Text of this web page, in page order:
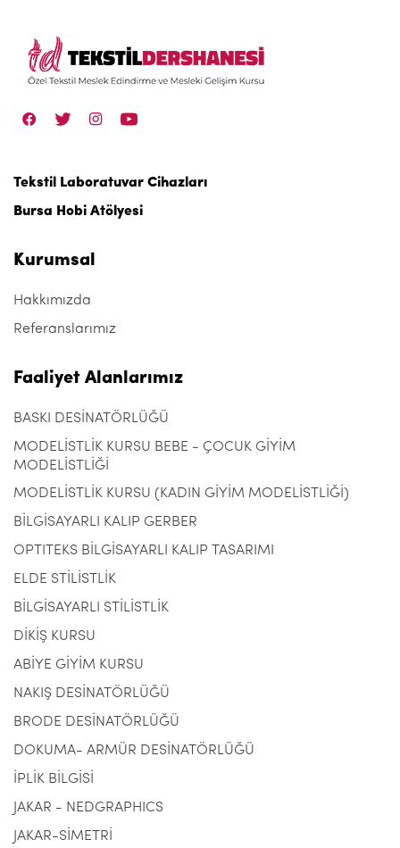
Tekstil Laboratuvar Cihazları
Bursa Hobi Atölyesi
Kurumsal
Hakkımızda
Referanslarımız
Faaliyet Alanlarımız
BASKI DESİNATÖRLÜĞÜ
MODELİSTLİK KURSU BEBE - ÇOCUK GİYİM
MODELİSTLİĞİ
MODELİSTLİK KURSU (KADIN GİYİM MODELİSTLİĞİ)
BİLGİSAYARLI KALIP GERBER
OPTITEKS BİLGİSAYARLI KALIP TASARIMI
ELDE STİLİSTLİK
BİLGİSAYARLI STİLİSTLİK
DİKİŞ KURSU
ABİYE GİYİM KURSU
NAKIŞ DESİNATÖRLÜĞÜ
BRODE DESİNATÖRLÜĞÜ
DOKUMA- ARMÜR DESİNATÖRLÜĞÜ
İPLİK BİLGİSİ
JAKAR - NEDGRAPHICS
JAKAR-SİMETRİ